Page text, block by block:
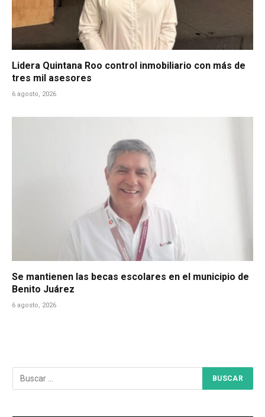
Lidera Quintana Roo control inmobiliario con más de
tres mil asesores
6 agosto, 2026
Se mantienen las becas escolares en el municipio de
Benito Juárez
6 agosto, 2026